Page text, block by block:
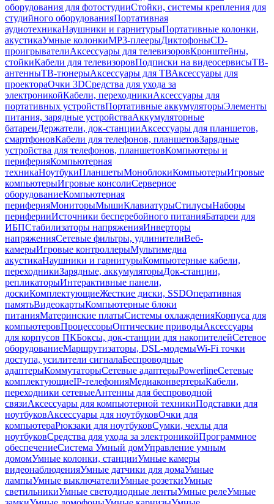
оборудования для фотостудииСтойки, системы крепления для
студийного оборудованияПортативная
аудиотехникаНаушники и гарнитурыПортативные колонки,
акустикаУмные колонкиMP3-плеерыДиктофоныCD-
проигрывателиАксессуары для телевизоровКронштейны,
стойкиКабели для телевизоровПодписки на видеосервисыТВ-
антенныТВ-тюнерыАксессуары для ТВАксессуары для
проектораОчки 3DСредства для ухода за
электроникойКабели, переходникиАксессуары для
портативных устройствПортативные аккумуляторыЭлементы
питания, зарядные устройстваАккумуляторные
батареиДержатели, док-станцииАксессуары для планшетов,
смартфоновКабели для телефонов, планшетовЗарядные
устройства для телефонов, планшетовКомпьютеры и
периферияКомпьютерная
техникаНоутбукиПланшетыМоноблокиКомпьютерыИгровые
компьютерыИгровые консолиСерверное
оборудованиеКомпьютерная
периферияМониторыМышиКлавиатурыСтилусыНаборы
периферииИсточники бесперебойного питанияБатареи для
ИБПСтабилизаторы напряженияИнверторы
напряженияСетевые фильтры, удлинителиВеб-
камерыИгровые контроллерыМультимедиа
акустикаНаушники и гарнитурыКомпьютерные кабели,
переходникиЗарядные, аккумуляторыДок-станции,
репликаторыИнтерактивные панели,
доскиКомплектующиеЖесткие диски, SSDОперативная
памятьВидеокартыКомпьютерные блоки
питанияМатеринские платыСистемы охлажденияКорпуса для
компьютеровПроцессорыОптические приводыАксессуары
для корпусов ПКБоксы, док-станции для накопителейСетевое
оборудованиеМаршрутизаторы, DSL-модемыWi-Fi точки
доступа, усилители сигналаБеспроводные
адаптерыКоммутаторыСетевые адаптерыPowerlineСетевые
комплектующиеIP-телефонияМедиаконвертерыКабели,
переходники сетевыеАнтенны для беспроводной
связиАксессуары для компьютерной техникиПодставки для
ноутбуковАксессуары для ноутбуковОчки для
компьютераРюкзаки для ноутбуковСумки, чехлы для
ноутбуковСредства для ухода за электроникойПрограммное
обеспечениеСистема Умный домУправление умным
домомУмные колонки, станцииУмные камеры
видеонаблюденияУмные датчики для домаУмные
лампыУмные выключателиУмные розеткиУмные
светильникиУмные светодиодные лентыУмные релеУмные